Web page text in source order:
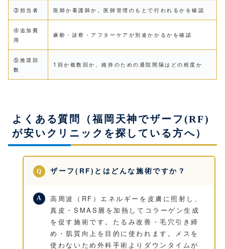
③担当者 医師か看護師か。医師管理のもとで行われるかを確認
④追加費
用
麻酔・診察・アフターケアが別途かかるかを確認
⑤推奨回
数
1回か複数回か、維持のための通院間隔はどの程度か
よくある質問（福岡天神でザーフ(RF)
が安いクリニックを探している方へ）
ザーフ(RF)とはどんな施術ですか？
高周波（RF）エネルギーを皮膚に照射し、
真皮・SMAS層を加熱してコラーゲン生成
を促す施術です。たるみ改善・毛穴引き締
め・肌質向上を目的に使われます。メスを
使わないため外科手術よりダウンタイムが